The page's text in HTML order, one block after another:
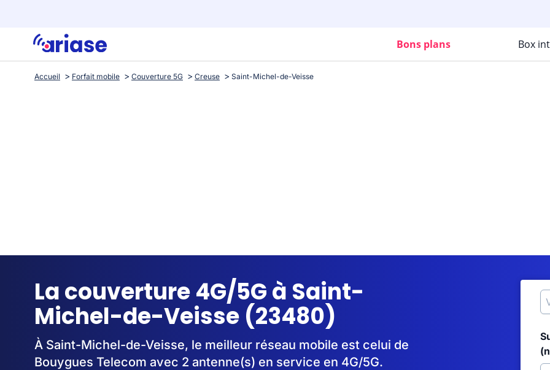
Bons plans Box
Accueil Forfait mobile Couverture 5G Creuse Saint-Michel-de-Veisse
La couverture 4G/5G à Saint-
Michel-de-Veisse (23480)
À Saint-Michel-de-Veisse, le meilleur réseau mobile est celui de
Bouygues Telecom avec 2 antenne(s) en service en 4G/5G.